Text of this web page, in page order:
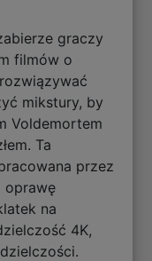
graczy
filmów o
mikstury, by
Voldemortem
Ta
przez
oprawę
na
4K,